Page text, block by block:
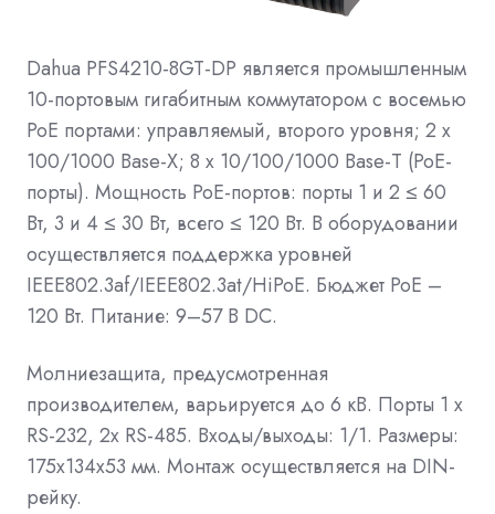
Dahua PFS4210-8GT-DP является промышленным
10-портовым гигабитным коммутатором с восемью
РоЕ портами: управляемый, второго уровня; 2 х
100/1000 Base-X; 8 х 10/100/1000 Base-T (PoE-
порты). Мощность PoE-портов: порты 1 и 2 ≤ 60
Вт, 3 и 4 ≤ 30 Вт, всего ≤ 120 Вт. В оборудовании
осуществляется поддержка уровней
IEEE802.3af/IEEE802.3at/HiPoE. Бюджет РоЕ –
120 Вт. Питание: 9–57 В DC.
Молниезащита, предусмотренная
производителем, варьируется до 6 кВ. Порты 1 х
RS-232, 2х RS-485. Входы/выходы: 1/1. Размеры:
175x134x53 мм. Монтаж осуществляется на DIN-
рейку.